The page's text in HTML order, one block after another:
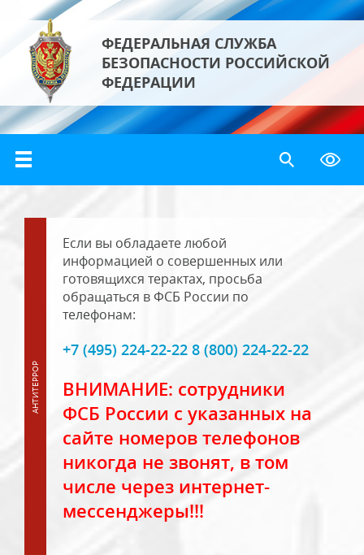
ФЕДЕРАЛЬНАЯ СЛУЖБА
БЕЗОПАСНОСТИ РОССИЙСКОЙ
ФЕДЕРАЦИИ
Если вы обладаете любой
информацией о совершенных или
готовящихся терактах, просьба
обращаться в ФСБ России по
телефонам:
+7 (495) 224-22-22 8 (800) 224-22-22
ВНИМАНИЕ: сотрудники
ФСБ России с указанных на
сайте номеров телефонов
никогда не звонят, в том
числе через интернет-
мессенджеры!!!